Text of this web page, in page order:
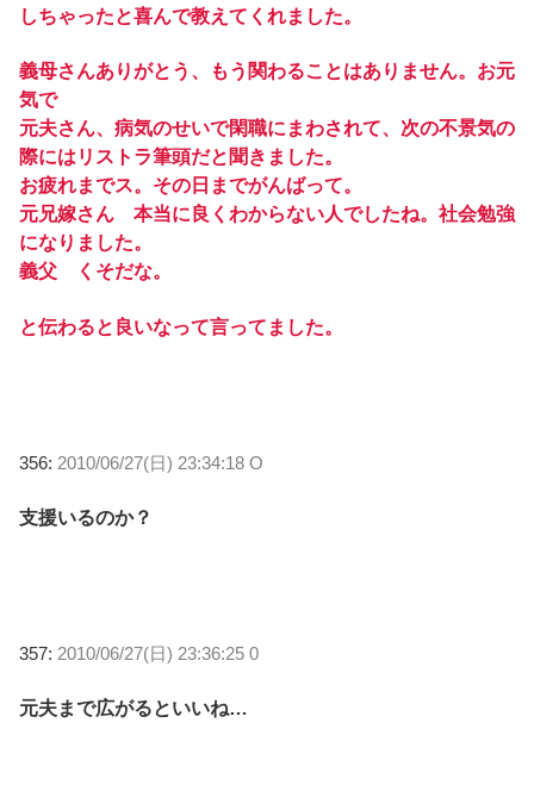
しちゃったと喜んで教えてくれました。
義母さんありがとう、もう関わることはありません。お元
気で
元夫さん、病気のせいで閑職にまわされて、次の不景気の
際にはリストラ筆頭だと聞きました。
お疲れまでス。その日までがんばって。
元兄嫁さん 本当に良くわからない人でしたね。社会勉強
になりました。
義父 くそだな。
と伝わると良いなって言ってました。
356: 2010/06/27(日) 23:34:18 O
支援いるのか？
357: 2010/06/27(日) 23:36:25 0
元夫まで広がるといいね…